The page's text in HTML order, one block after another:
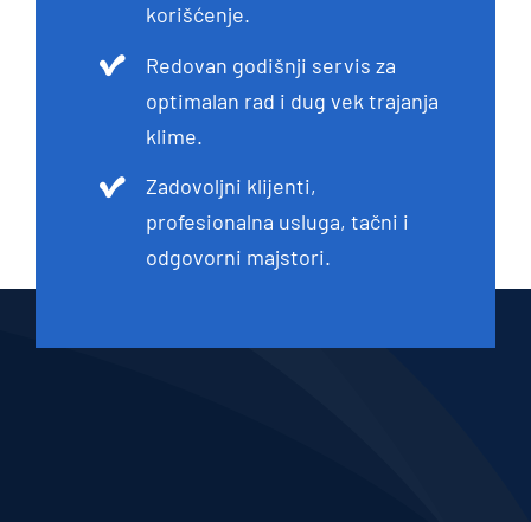
korišćenje.
Redovan godišnji servis za
optimalan rad i dug vek trajanja
klime.
Zadovoljni klijenti,
profesionalna usluga, tačni i
odgovorni majstori.